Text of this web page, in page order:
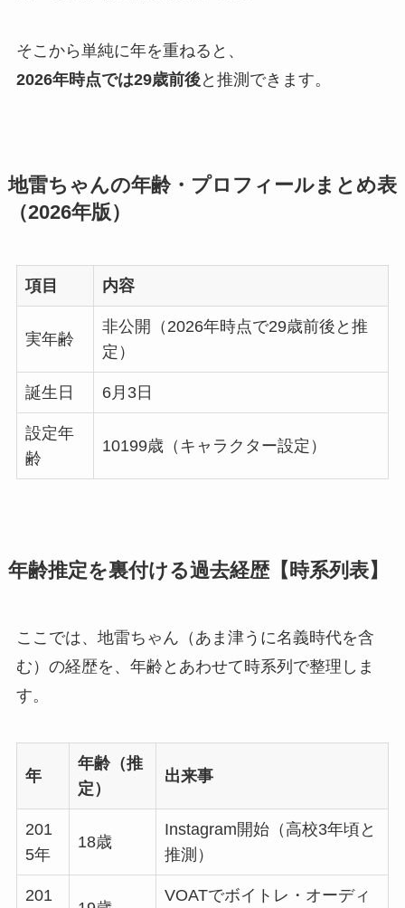
そこから単純に年を重ねると、
2026年時点では29歳前後と推測できます。
地雷ちゃんの年齢・プロフィールまとめ表
（2026年版）
項目 内容
実年齢
非公開（2026年時点で29歳前後と推
定）
誕生日 6月3日
設定年
齢
10199歳（キャラクター設定）
年齢推定を裏付ける過去経歴【時系列表】
ここでは、地雷ちゃん（あま津うに名義時代を含
む）の経歴を、年齢とあわせて時系列で整理しま
す。
年
年齢（推
定）
出来事
201
5年
18歳
Instagram開始（高校3年頃と
推測）
201 VOATでボイトレ・オーディ